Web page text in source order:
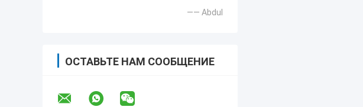
—— Abdul
ОСТАВЬТЕ НАМ СООБЩЕНИЕ